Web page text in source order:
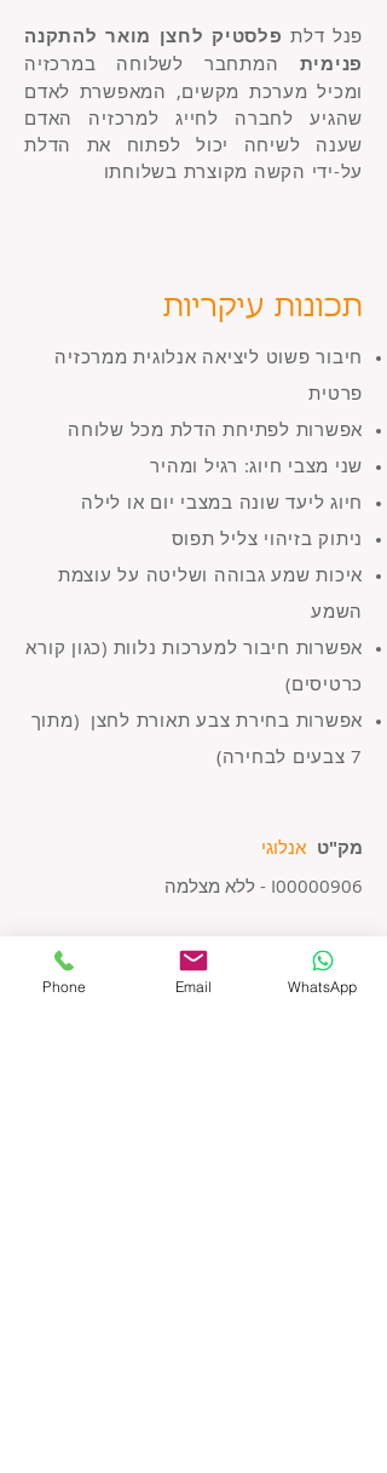
פנל דלת פלסטיק לחצן מואר להתקנה
פנימית המתחבר לשלוחה במרכזיה
ומכיל מערכת מקשים, המאפשרת לאדם
שהגיע לחברה לחייג למרכזיה האדם
שענה לשיחה יכול לפתוח את הדלת
על-ידי הקשה מקוצרת בשלוחתו
תכונות עיקריות
חיבור פשוט ליציאה אנלוגית ממרכזיה
פרטית
אפשרות לפתיחת הדלת מכל שלוחה
שני מצבי חיוג: רגיל ומהיר
חיוג ליעד שונה במצבי יום או לילה
ניתוק בזיהוי צליל תפוס
איכות שמע גבוהה ושליטה על עוצמת
השמע
אפשרות חיבור למערכות נלוות (כגון קורא
כרטיסים)
אפשרות בחירת צבע תאורת לחצן (מתוך
7 צבעים לבחירה)
מק"ט אנלוגי
I00000906 - ללא מצלמה
פרוספקט שיווקי Phone Email WhatsApp